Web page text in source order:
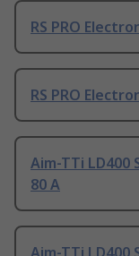
RS PRO
RS PRO
Aim-TTi LD400
80 A